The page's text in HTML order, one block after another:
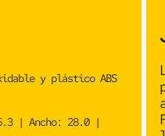
y plástico ABS
| Ancho: 28.0 |